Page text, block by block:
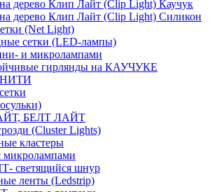
дерево Клип Лайт (Clip Light) Каучук
дерево Клип Лайт (Clip Light) Силикон
(Net Light)
сетки (LED-лампы)
и микролампами
гирлянды на КАУЧУКЕ
НИТИ
БЕЛТ ЛАЙТ
(Cluster Lights)
кластеры
микролампами
светящийся шнур
ленты (Ledstrip)